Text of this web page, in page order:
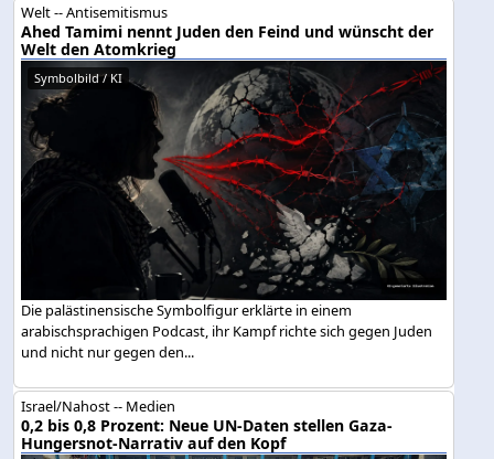
Welt -- Antisemitismus
Ahed Tamimi nennt Juden den Feind und wünscht der
Welt den Atomkrieg
Symbolbild / KI
Die palästinensische Symbolfigur erklärte in einem
arabischsprachigen Podcast, ihr Kampf richte sich gegen Juden
und nicht nur gegen den...
Israel/Nahost -- Medien
0,2 bis 0,8 Prozent: Neue UN-Daten stellen Gaza-
Hungersnot-Narrativ auf den Kopf